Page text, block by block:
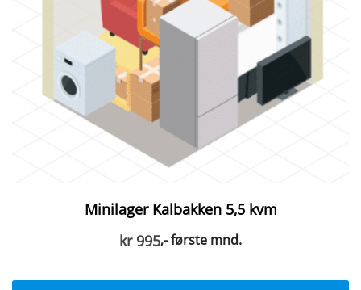
Minilager Kalbakken 5,5 kvm
kr995,- første mnd.